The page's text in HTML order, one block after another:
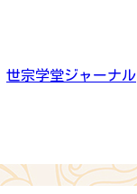
世宗学堂ジャーナル